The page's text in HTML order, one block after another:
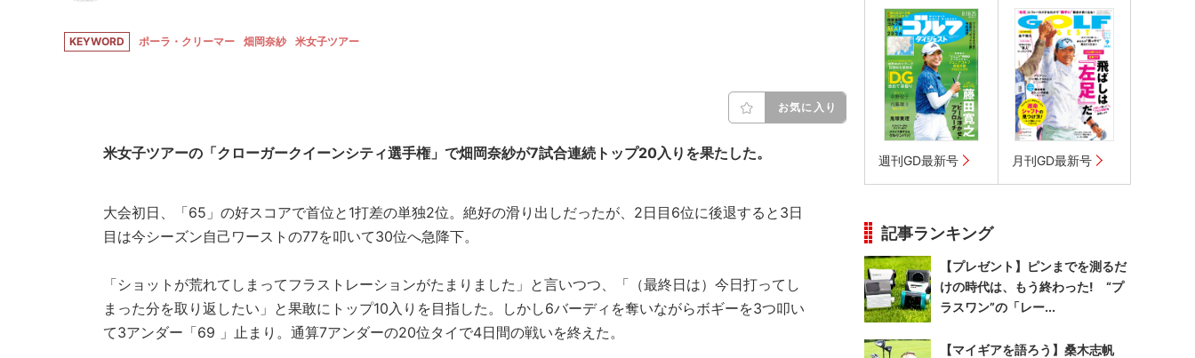
KEYWORD ポーラ・クリーマー 畑岡奈紗 米女子ツアー
お気に入り
米女子ツアーの「クローガークイーンシティ選手権」で畑岡奈紗が7試合連続トップ20入りを果たした。
大会初日、「65」の好スコアで首位と1打差の単独2位。絶好の滑り出しだったが、2日目6位に後退すると3日
目は今シーズン自己ワーストの77を叩いて30位へ急降下。
「ショットが荒れてしまってフラストレーションがたまりました」と言いつつ、「（最終日は）今日打ってし
まった分を取り返したい」と果敢にトップ10入りを目指した。しかし6バーディを奪いながらボギーを3つ叩い
て3アンダー「69 」止まり。通算7アンダーの20位タイで4日間の戦いを終えた。
週刊GD最新号 月刊GD最新号
記事ランキング
【プレゼント】ピンまでを測るだ
けの時代は、もう終わった! “プ
ラスワン”の「レー...
【マイギアを語ろう】桑木志帆